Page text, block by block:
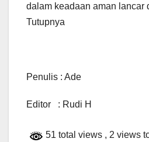
dalam keadaan aman lancar
Tutupnya
Penulis : Ade
Editor : Rudi H
51 total views , 2 views